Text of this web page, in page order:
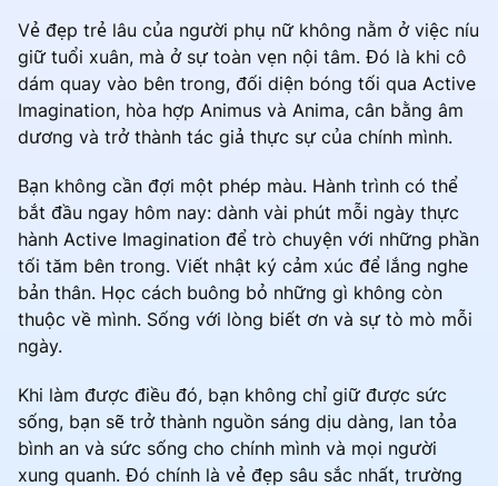
Vẻ đẹp trẻ lâu của người phụ nữ không nằm ở việc níu
giữ tuổi xuân, mà ở sự toàn vẹn nội tâm. Đó là khi cô
dám quay vào bên trong, đối diện bóng tối qua Active
Imagination, hòa hợp Animus và Anima, cân bằng âm
dương và trở thành tác giả thực sự của chính mình.
Bạn không cần đợi một phép màu. Hành trình có thể
bắt đầu ngay hôm nay: dành vài phút mỗi ngày thực
hành Active Imagination để trò chuyện với những phần
tối tăm bên trong. Viết nhật ký cảm xúc để lắng nghe
bản thân. Học cách buông bỏ những gì không còn
thuộc về mình. Sống với lòng biết ơn và sự tò mò mỗi
ngày.
Khi làm được điều đó, bạn không chỉ giữ được sức
sống, bạn sẽ trở thành nguồn sáng dịu dàng, lan tỏa
bình an và sức sống cho chính mình và mọi người
xung quanh. Đó chính là vẻ đẹp sâu sắc nhất, trường